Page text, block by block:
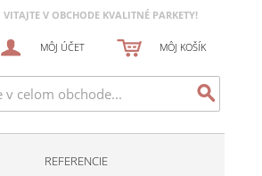
VITAJTE V OBCHODE KVALITNÉ PARKETY!
MÔJ ÚČET MÔJ KOŠÍK
REFERENCIE